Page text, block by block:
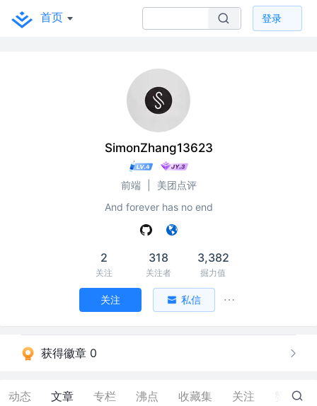
首页 登录
SimonZhang13623
前端
美团点评
And forever has no end
2
关注
318
关注者
3,382
掘力值
关注 私信
获得徽章 0
动态 文章 专栏 沸点 收藏集 关注 62